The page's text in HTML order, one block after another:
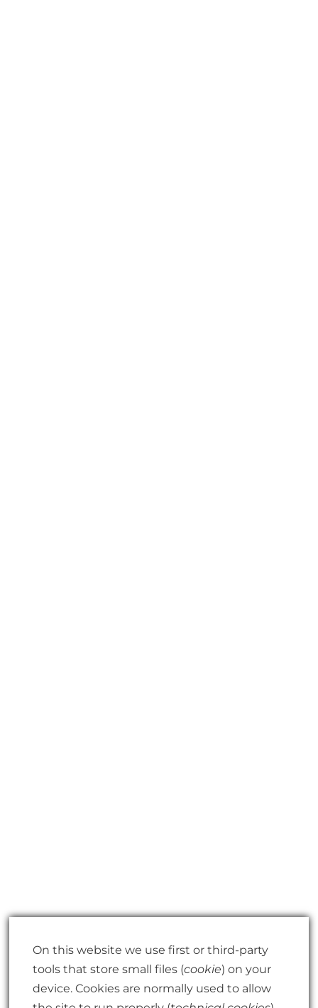
On this website we use first or third-party
tools that store small files (cookie) on your
device. Cookies are normally used to allow